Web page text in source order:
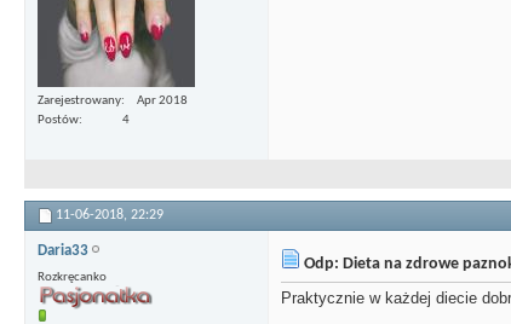
Zarejestrowany
Apr 2018
Postów
4
11-06-2018, 22:29
Daria33
Rozkręcanko
Odp: Dieta na zdrowe
Praktycznie w każdej diecie